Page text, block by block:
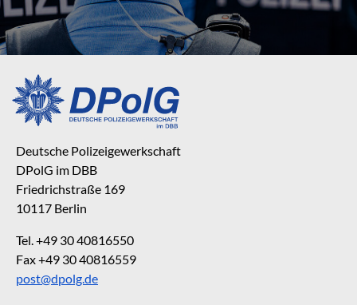
Deutsche Polizeigewerkschaft
DPolG im DBB
Friedrichstraße 169
10117 Berlin
Tel. +49 30 40816550
Fax +49 30 40816559
post@dpolg.de